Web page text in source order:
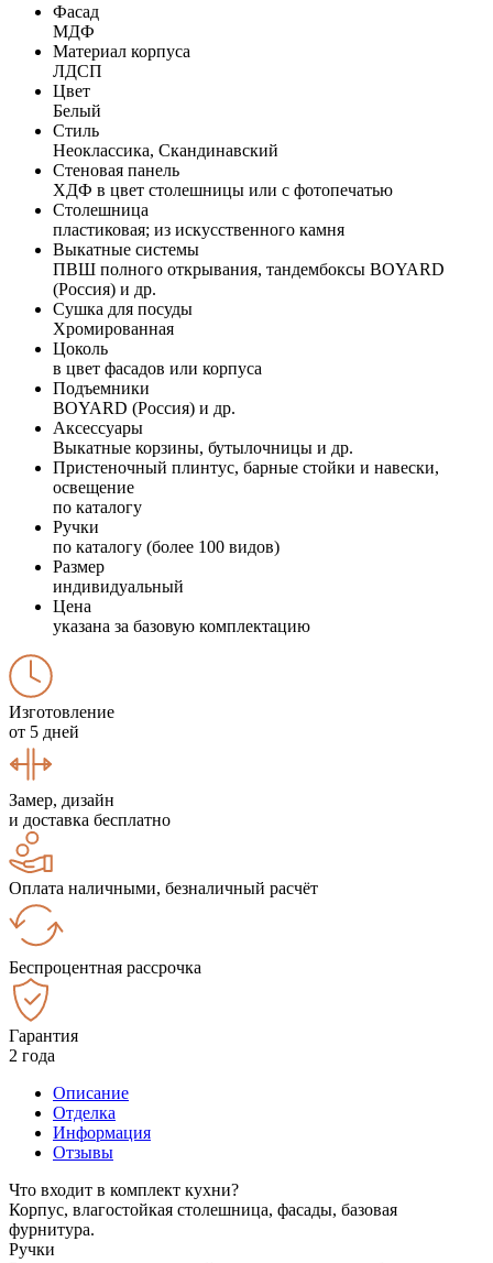
Фасад
МДФ
Материал корпуса
ЛДСП
Цвет
Белый
Стиль
Неоклассика, Скандинавский
Стеновая панель
ХДФ в цвет столешницы или с фотопечатью
Столешница
пластиковая; из искусственного камня
Выкатные системы
ПВШ полного открывания, тандембоксы BOYARD
(Россия) и др.
Сушка для посуды
Хромированная
Цоколь
в цвет фасадов или корпуса
Подъемники
BOYARD (Россия) и др.
Аксессуары
Выкатные корзины, бутылочницы и др.
Пристеночный плинтус, барные стойки и навески,
освещение
по каталогу
Ручки
по каталогу (более 100 видов)
Размер
индивидуальный
Цена
указана за базовую комплектацию
Изготовление
от 5 дней
Замер, дизайн
и доставка бесплатно
Оплата наличными, безналичный расчёт
Беспроцентная рассрочка
Гарантия
2 года
Описание
Отделка
Информация
Отзывы
Что входит в комплект кухни?
Корпус, влагостойкая столешница, фасады, базовая
фурнитура.
Ручки